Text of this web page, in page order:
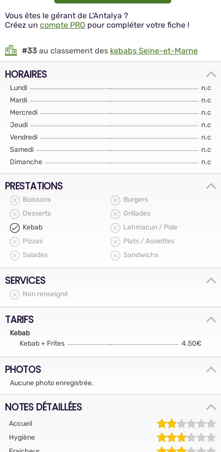
Vous êtes le gérant de L'Antalya ?
Créez un compte PRO pour compléter votre fiche !
#33 au classement des kebabs Seine-et-Marne
HORAIRES
Lundi
n.c
Mardi
n.c
Mercredi
n.c
Jeudi
n.c
Vendredi
n.c
Samedi
n.c
Dimanche
n.c
PRESTATIONS
Boissons
Burgers
Desserts
Grillades
Kebab
Lahmacun / Pide
Pizzas
Plats / Assiettes
Salades
Sandwichs
SERVICES
Non renseigné
TARIFS
Kebab
Kebab + Frites
4.50€
PHOTOS
Aucune photo enregistrée.
NOTES DÉTAILLÉES
Accueil
Hygiène